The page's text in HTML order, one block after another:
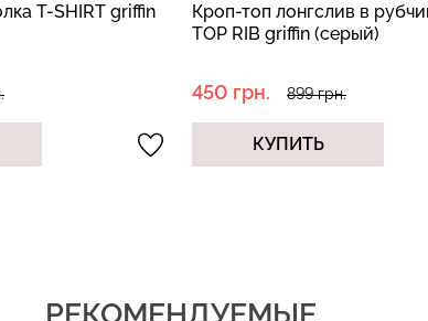
T-SHIRT griffin
Кроп-топ лонгслив в
TOP RIB griffin (серый)
450 грн. 899 грн.
КУПИТЬ
РЕКОМЕНДУЕМЫЕ